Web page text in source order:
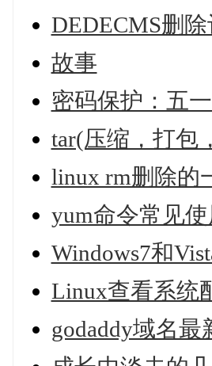
DEDECMS删
故事
密码保护：五
tar(压缩，打包
linux rm删除的
yum命令常见
Windows7和
Linux查看系统
godaddy域名最